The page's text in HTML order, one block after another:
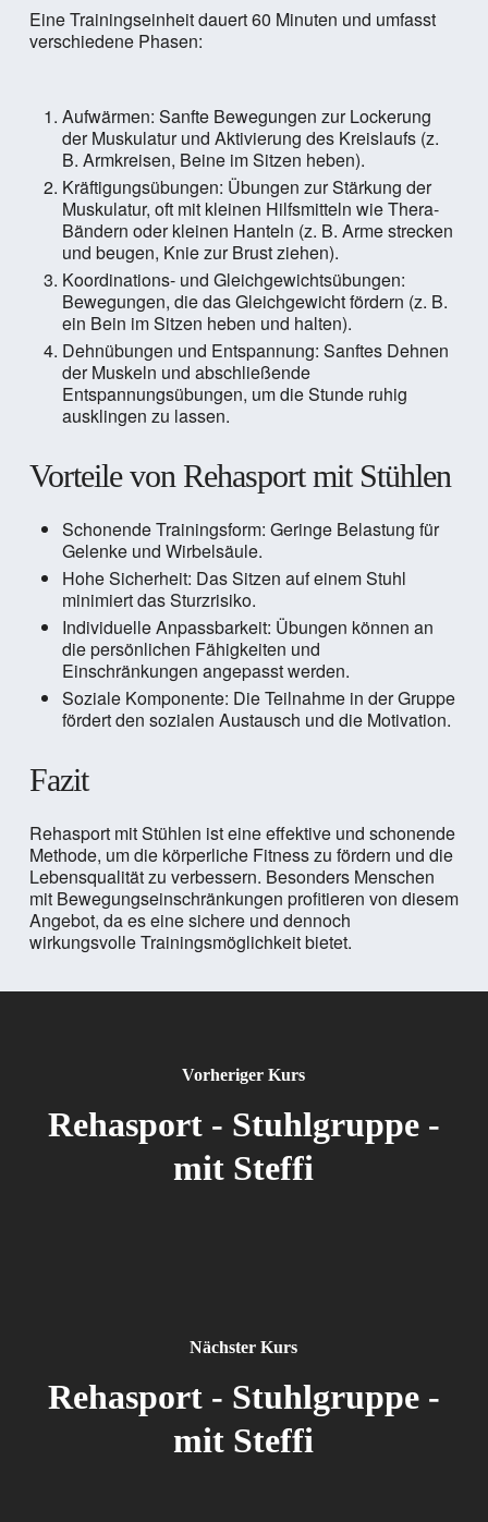
Eine Trainingseinheit dauert 60 Minuten und umfasst
verschiedene Phasen:
Aufwärmen: Sanfte Bewegungen zur Lockerung
der Muskulatur und Aktivierung des Kreislaufs (z.
B. Armkreisen, Beine im Sitzen heben).
Kräftigungsübungen: Übungen zur Stärkung der
Muskulatur, oft mit kleinen Hilfsmitteln wie Thera-
Bändern oder kleinen Hanteln (z. B. Arme strecken
und beugen, Knie zur Brust ziehen).
Koordinations- und Gleichgewichtsübungen:
Bewegungen, die das Gleichgewicht fördern (z. B.
ein Bein im Sitzen heben und halten).
Dehnübungen und Entspannung: Sanftes Dehnen
der Muskeln und abschließende
Entspannungsübungen, um die Stunde ruhig
ausklingen zu lassen.
Vorteile von Rehasport mit Stühlen
Schonende Trainingsform: Geringe Belastung für
Gelenke und Wirbelsäule.
Hohe Sicherheit: Das Sitzen auf einem Stuhl
minimiert das Sturzrisiko.
Individuelle Anpassbarkeit: Übungen können an
die persönlichen Fähigkeiten und
Einschränkungen angepasst werden.
Soziale Komponente: Die Teilnahme in der Gruppe
fördert den sozialen Austausch und die Motivation.
Fazit
Rehasport mit Stühlen ist eine effektive und schonende
Methode, um die körperliche Fitness zu fördern und die
Lebensqualität zu verbessern. Besonders Menschen
mit Bewegungseinschränkungen profitieren von diesem
Angebot, da es eine sichere und dennoch
wirkungsvolle Trainingsmöglichkeit bietet.
Vorheriger Kurs
Rehasport - Stuhlgruppe -
mit Steffi
Nächster Kurs
Rehasport - Stuhlgruppe -
mit Steffi